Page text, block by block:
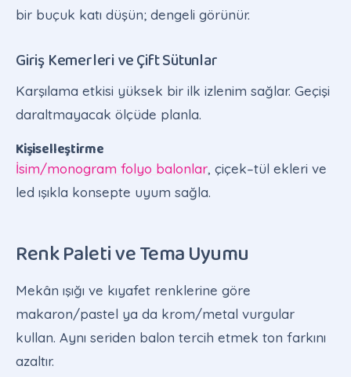
bir buçuk katı düşün; dengeli görünür.
Giriş Kemerleri ve Çift Sütunlar
Karşılama etkisi yüksek bir ilk izlenim sağlar. Geçişi
daraltmayacak ölçüde planla.
Kişiselleştirme
İsim/monogram folyo balonlar, çiçek–tül ekleri ve
led ışıkla konsepte uyum sağla.
Renk Paleti ve Tema Uyumu
Mekân ışığı ve kıyafet renklerine göre
makaron/pastel ya da krom/metal vurgular
kullan. Aynı seriden balon tercih etmek ton farkını
azaltır.